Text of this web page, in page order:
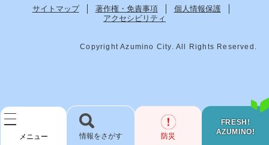
メニュー
FRESH!
AZUMINO!
検
防災
サイトマップ 著作権・免責事項
個人情報保護
アクセシビリティ
Copyright Azumino City. All Rights Reserved.